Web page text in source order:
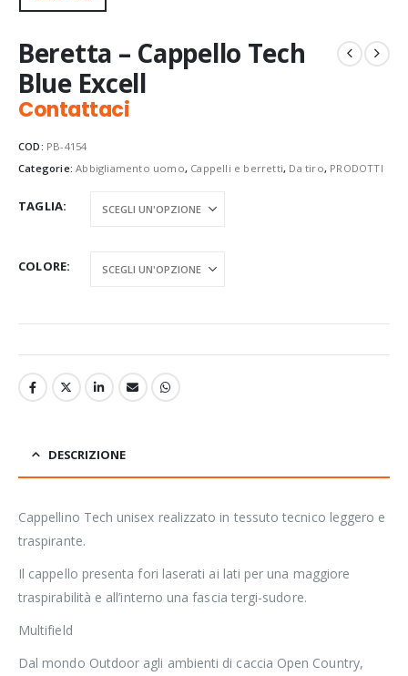
Beretta – Cappello Tech
Blue Excell
Contattaci
COD: PB-4154
Categorie:Abbigliamento uomo, Cappelli e berretti, Da tiro, PRODOTTI
TAGLIA
COLORE
DESCRIZIONE
Cappellino Tech unisex realizzato in tessuto tecnico leggero e
traspirante.
Il cappello presenta fori laserati ai lati per una maggiore
traspirabilità e all’interno una fascia tergi-sudore.
Multifield
Dal mondo Outdoor agli ambienti di caccia Open Country,